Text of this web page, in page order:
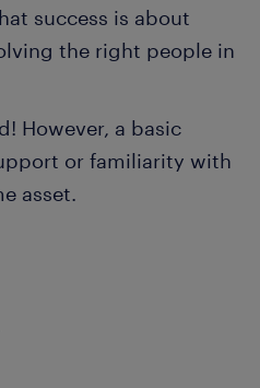
success is about
the right people in
However, a basic
or familiarity with
asset.
powyżej 18 roku